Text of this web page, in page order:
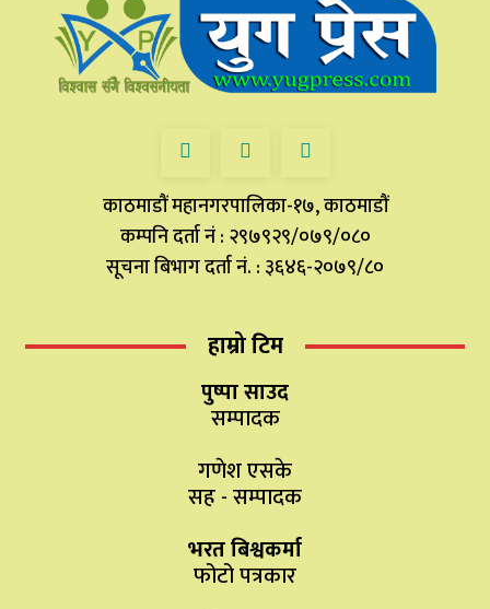
काठमाडौं महानगरपालिका-१७, काठमाडौं
कम्पनि दर्ता नं : २९७९२९/०७९/०८०
सूचना बिभाग दर्ता नं. : ३६४६-२०७९/८०
हाम्रो टिम
पुष्पा साउद
सम्पादक
गणेश एसके
सह - सम्पादक
भरत बिश्वकर्मा
फोटो पत्रकार